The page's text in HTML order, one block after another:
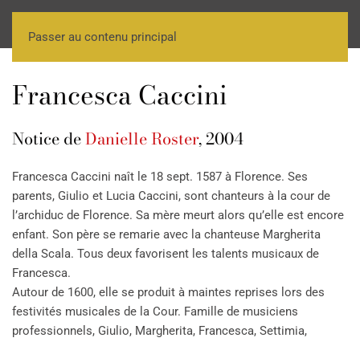
Passer au contenu principal
Francesca Caccini
Notice deDanielle Roster, 2004
Francesca Caccini naît le 18 sept. 1587 à Florence. Ses
parents, Giulio et Lucia Caccini, sont chanteurs à la cour de
l’archiduc de Florence. Sa mère meurt alors qu’elle est encore
enfant. Son père se remarie avec la chanteuse Margherita
della Scala. Tous deux favorisent les talents musicaux de
Francesca.
Autour de 1600, elle se produit à maintes reprises lors des
festivités musicales de la Cour. Famille de musiciens
professionnels, Giulio, Margherita, Francesca, Settimia,